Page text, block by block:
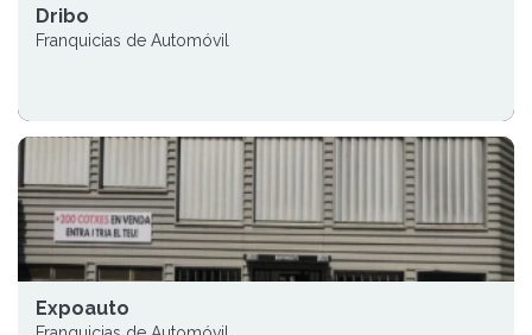
Dribo
Franquicias de Automóvil
Expoauto